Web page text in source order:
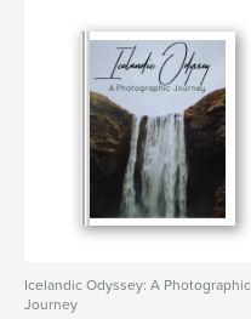
Icelandic Odyssey: A Photographic
Journey